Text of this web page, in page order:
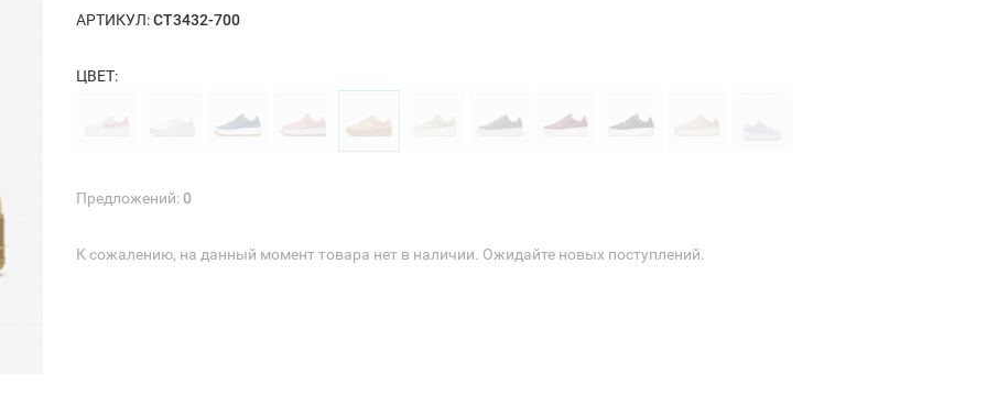
АРТИКУЛ:CT3432-700
ЦВЕТ:
Предложений:0
К сожалению, на данный момент товара нет в наличии. Ожидайте новых поступлений.